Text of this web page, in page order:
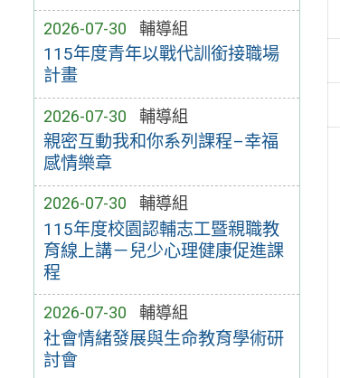
2026-07-30 輔導組
115年度青年以戰代訓銜接職場
計畫
2026-07-30 輔導組
親密互動我和你系列課程–幸福
感情樂章
2026-07-30 輔導組
115年度校園認輔志工暨親職教
育線上講－兒少心理健康促進課
程
2026-07-30 輔導組
社會情緒發展與生命教育學術研
討會